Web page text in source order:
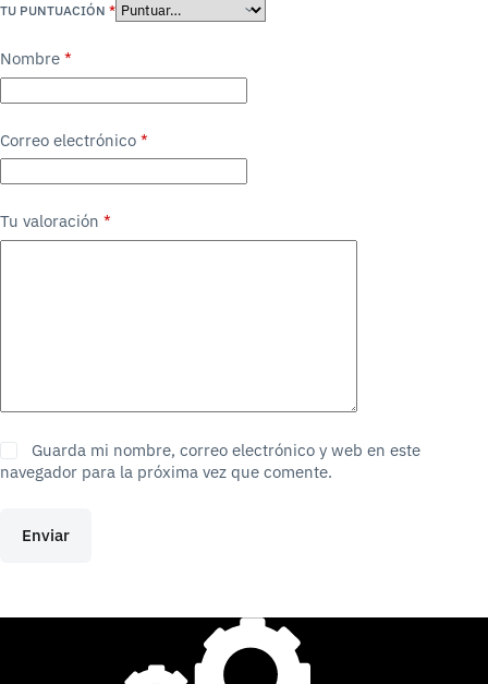
TU PUNTUACIÓN *
Nombre *
Correo electrónico *
Tu valoración *
Guarda mi nombre, correo electrónico y web en este
navegador para la próxima vez que comente.
Enviar